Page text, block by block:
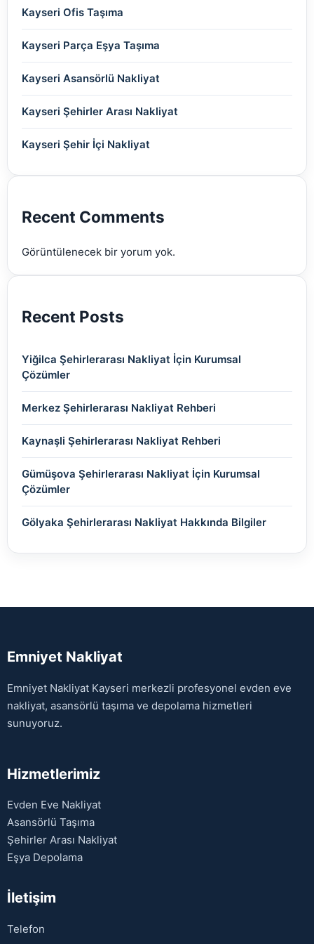
(2)
(2)
(2)
(2)
(2)
(2)
(2)
(2)
(2)
(2)
Kayseri Ofis Taşıma
Kayseri Parça Eşya Taşıma
Kayseri Asansörlü Nakliyat
Kayseri Şehirler Arası Nakliyat
Kayseri Şehir İçi Nakliyat
Recent Comments
Görüntülenecek bir yorum yok.
Recent Posts
Yiğilca Şehirlerarası Nakliyat İçin Kurumsal
Çözümler
Merkez Şehirlerarası Nakliyat Rehberi
Kaynaşli Şehirlerarası Nakliyat Rehberi
Gümüşova Şehirlerarası Nakliyat İçin Kurumsal
Çözümler
Gölyaka Şehirlerarası Nakliyat Hakkında Bilgiler
Emniyet Nakliyat
Emniyet Nakliyat Kayseri merkezli profesyonel evden eve
nakliyat, asansörlü taşıma ve depolama hizmetleri
sunuyoruz.
Hizmetlerimiz
Evden Eve Nakliyat
Asansörlü Taşıma
Şehirler Arası Nakliyat
Eşya Depolama
İletişim
Telefon